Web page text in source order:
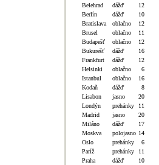
Belehrad
dážď
12
Berlín
dážď
10
Bratislava
oblačno
12
Brusel
oblačno
11
Budapešť
oblačno
12
Bukurešť
dážď
16
Frankfurt
dážď
12
Helsinki
oblačno
6
Istanbul
oblačno
16
Kodaň
dážď
8
Lisabon
jasno
20
Londýn
prehánky
11
Madrid
jasno
20
Miláno
dážď
17
Moskva
polojasno 14
Oslo
prehánky
6
Paríž
prehánky
11
Praha
dážď
10